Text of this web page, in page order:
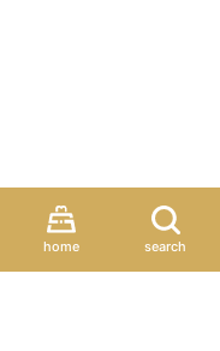
home search